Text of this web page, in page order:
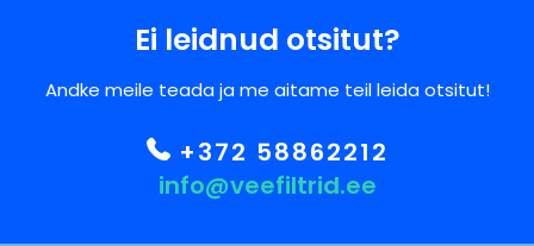
Ei leidnud otsitut?
Andke meile teada ja me aitame teil leida otsitut!
+372 58862212
info@veefiltrid.ee